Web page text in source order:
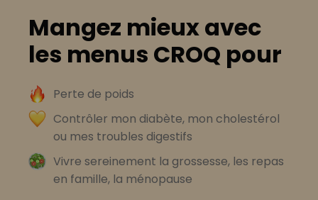
Mangez mieux avec
les menus CROQ pour
Perte de poids
Contrôler mon diabète, mon cholestérol
ou mes troubles digestifs
Vivre sereinement la grossesse, les repas
en famille, la ménopause